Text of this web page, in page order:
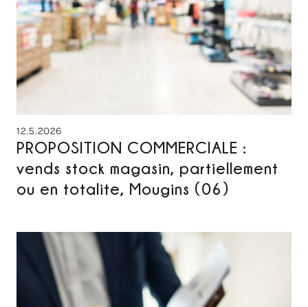
12.5.2026
PROPOSITION COMMERCIALE :
vends stock magasin, partiellement
ou en totalite, Mougins (06)